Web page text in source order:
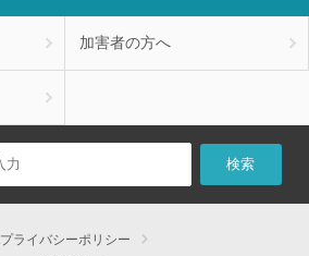
加害者の方へ
プライバシーポリシー